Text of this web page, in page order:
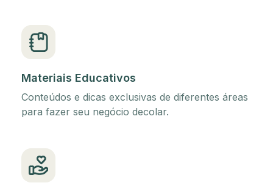
Materiais Educativos
Conteúdos e dicas exclusivas de diferentes áreas
para fazer seu negócio decolar.